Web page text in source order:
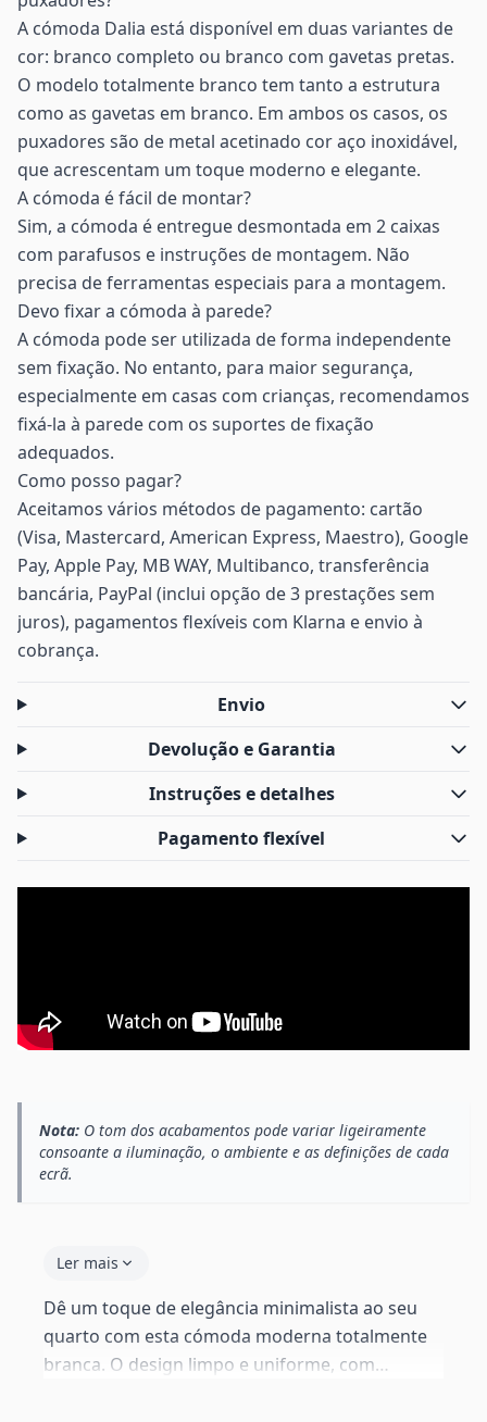
A cómoda Dalia está disponível em duas variantes de
cor: branco completo ou branco com gavetas pretas.
O modelo totalmente branco tem tanto a estrutura
como as gavetas em branco. Em ambos os casos, os
puxadores são de metal acetinado cor aço inoxidável,
que acrescentam um toque moderno e elegante.
A cómoda é fácil de montar?
Sim, a cómoda é entregue desmontada em 2 caixas
com parafusos e instruções de montagem. Não
precisa de ferramentas especiais para a montagem.
Devo fixar a cómoda à parede?
A cómoda pode ser utilizada de forma independente
sem fixação. No entanto, para maior segurança,
especialmente em casas com crianças, recomendamos
fixá-la à parede com os suportes de fixação
adequados.
Como posso pagar?
Aceitamos vários métodos de pagamento: cartão
(Visa, Mastercard, American Express, Maestro), Google
Pay, Apple Pay, MB WAY, Multibanco, transferência
bancária, PayPal (inclui opção de 3 prestações sem
juros), pagamentos flexíveis com Klarna e envio à
cobrança.
Envio
Devolução e Garantia
Instruções e detalhes
Pagamento flexível
Nota: O tom dos acabamentos pode variar ligeiramente
consoante a iluminação, o ambiente e as definições de cada
ecrã.
Ler mais
Dê um toque de elegância minimalista ao seu
quarto com esta cómoda moderna totalmente
branca. O design limpo e uniforme, com